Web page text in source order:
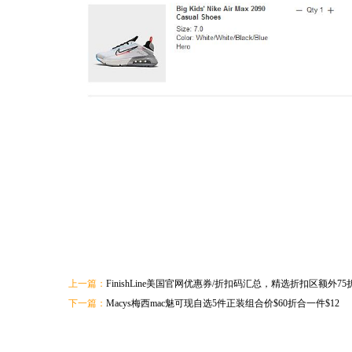
上一篇： FinishLine美国官网优惠券/折扣码汇总，精选折扣区额外75
下一篇： Macys梅西mac魅可现自选5件正装组合价$60折合一件$12